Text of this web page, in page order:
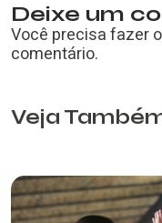
Deixe um
Você precisa fazer o
comentário.
Veja